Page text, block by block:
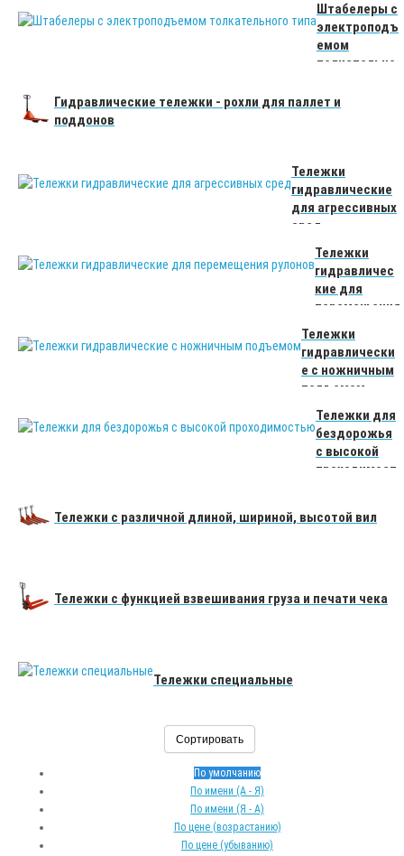
Штабелеры с
электроподъ
емом
толкательно
Гидравлические тележки - рохли для паллет и
поддонов
Тележки
гидравлические
для агрессивных
сред
Тележки
гидравличес
кие для
перемещения
Тележки
гидравлически
е с ножничным
подъемом
Тележки для
бездорожья
с высокой
проходимост
Тележки с различной длиной, шириной, высотой вил
Тележки с функцией взвешивания груза и печати чека
Тележки специальные
Сортировать
По умолчанию
По имени (A - Я)
По имени (Я - A)
По цене (возрастанию)
По цене (убыванию)